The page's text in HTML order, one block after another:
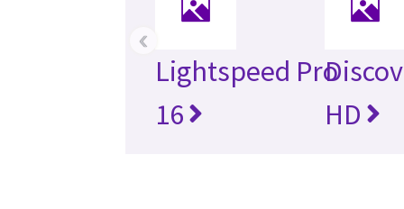
Lightspeed Pro
16
HD
‹